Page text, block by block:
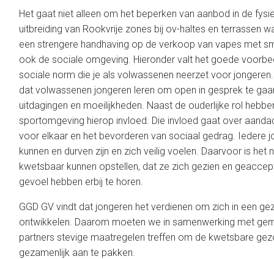
Het gaat niet alleen om het beperken van aanbod in de
uitbreiding van Rookvrije zones bij ov-haltes en terrassen
een strengere handhaving op de verkoop van vapes met
ook de sociale omgeving. Hieronder valt het goede
sociale norm die je als volwassenen neerzet voor
dat volwassenen jongeren leren om open in gesprek te
uitdagingen en moeilijkheden. Naast de ouderlijke rol
sportomgeving hierop invloed. Die invloed gaat over
voor elkaar en het bevorderen van sociaal gedrag. Iedere
kunnen en durven zijn en zich veilig voelen. Daarvoor is het
kwetsbaar kunnen opstellen, dat ze zich gezien en
gevoel hebben erbij te horen.
GGD GV vindt dat jongeren het verdienen om zich in een
ontwikkelen. Daarom moeten we in samenwerking met
partners stevige maatregelen treffen om de kwetsbare
gezamenlijk aan te pakken.